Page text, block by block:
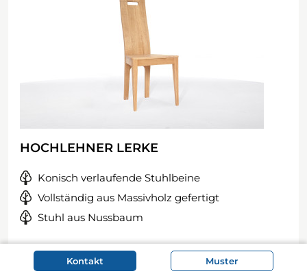
HOCHLEHNER LERKE
Konisch verlaufende Stuhlbeine
Vollständig aus Massivholz gefertigt
Stuhl aus Nussbaum
Kontakt Muster